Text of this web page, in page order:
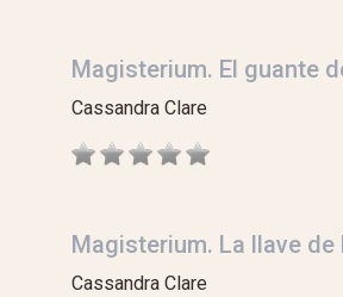
Magisterium. El guante
Cassandra Clare
Magisterium. La llave de
Cassandra Clare